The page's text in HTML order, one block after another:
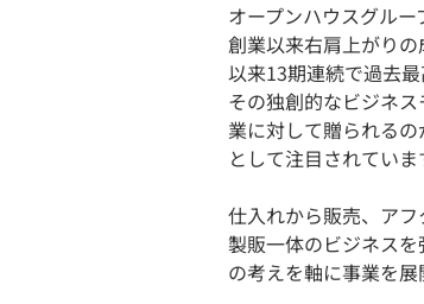
オープンハウスグルー
創業以来右肩上がり
以来13期連続で過去最
その独創的なビジネ
業に対して贈られる
として注目されていま
仕入れから販売、ア
製販一体のビジネス
の考えを軸に事業を展